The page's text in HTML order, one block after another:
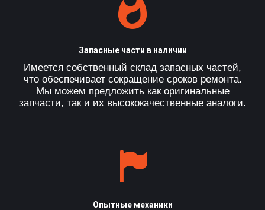
Запасные части в наличии
Имеется собственный склад запасных частей,
что обеспечивает сокращение сроков ремонта.
Мы можем предложить как оригинальные
запчасти, так и их высококачественные аналоги.
Опытные механики